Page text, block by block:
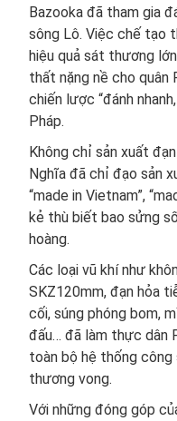
Bazooka đã tham gia
sông Lô. Việc chế tạo
hiệu quả sát thương
thất nặng nề cho quân
chiến lược “đánh
Pháp.
Không chỉ sản xuất
Nghĩa đã chỉ đạo sản
“made in Vietnam”,
kẻ thù biết bao sửng
hoàng.
Các loại vũ khí như
SKZ120mm, đạn hỏa
cối, súng phóng bom,
đấu… đã làm thực dân
toàn bộ hệ thống
thương vong.
Với những đóng góp